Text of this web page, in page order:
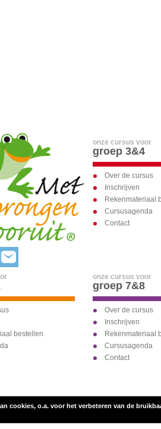
onze cursus voor
groep 3&4
Over de cursus
Inschrijven
Rekenmateriaal
Cursusagenda
Contact
bestellen
onze cursus voor
groep 7&8
Over de cursus
Inschrijven
Rekenmateriaal
Cursusagenda
Contact
cookies, o.a. voor het verbeteren van de